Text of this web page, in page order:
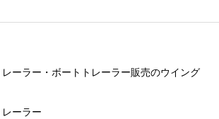
ーラー・ボートトレーラー販売のウイング
ーラー